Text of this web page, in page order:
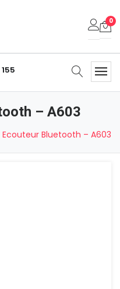
0
0.000DT
Commander
– A603
Ecouteur Bluetooth – A603